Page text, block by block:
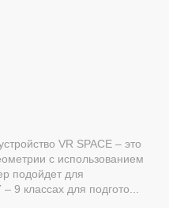
VR SPACE – это
с использованием
подойдет для
9 классах для подгото...